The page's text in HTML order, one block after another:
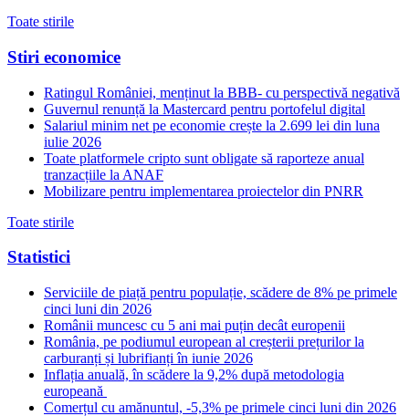
Toate stirile
Stiri economice
Ratingul României, menținut la BBB- cu perspectivă negativă
Guvernul renunță la Mastercard pentru portofelul digital
Salariul minim net pe economie crește la 2.699 lei din luna
iulie 2026
Toate platformele cripto sunt obligate să raporteze anual
tranzacțiile la ANAF
Mobilizare pentru implementarea proiectelor din PNRR
Toate stirile
Statistici
Serviciile de piață pentru populație, scădere de 8% pe primele
cinci luni din 2026
Românii muncesc cu 5 ani mai puțin decât europenii
România, pe podiumul european al creșterii prețurilor la
carburanți și lubrifianți în iunie 2026
Inflația anuală, în scădere la 9,2% după metodologia
europeană
Comerțul cu amănuntul, -5,3% pe primele cinci luni din 2026